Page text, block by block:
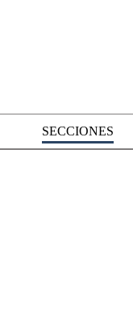
SECCIONES